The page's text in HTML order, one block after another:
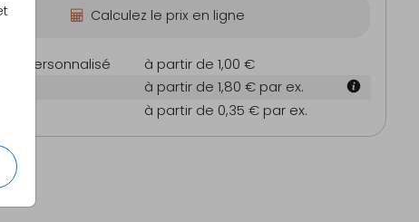
Calculez le prix en ligne
personnalisé
à partir de 1,00 €
à partir de 1,80 € par ex.
à partir de 0,35 € par ex.